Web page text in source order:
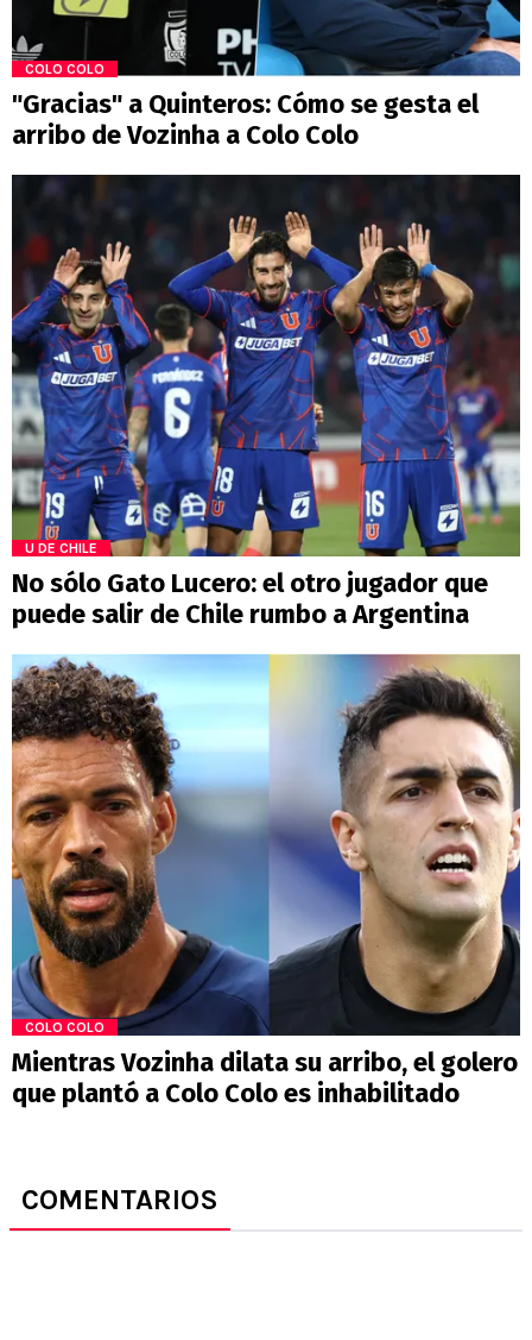
COLO COLO
"Gracias" a Quinteros: Cómo se gesta el
arribo de Vozinha a Colo Colo
U DE CHILE
No sólo Gato Lucero: el otro jugador que
puede salir de Chile rumbo a Argentina
COLO COLO
Mientras Vozinha dilata su arribo, el golero
que plantó a Colo Colo es inhabilitado
COMENTARIOS